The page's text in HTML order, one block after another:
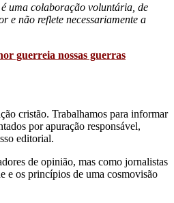
uma colaboração voluntária, de
e não reflete necessariamente a
guerreia nossas guerras
cristão. Trabalhamos para informar
por apuração responsável,
editorial.
de opinião, mas como jornalistas
e os princípios de uma cosmovisão